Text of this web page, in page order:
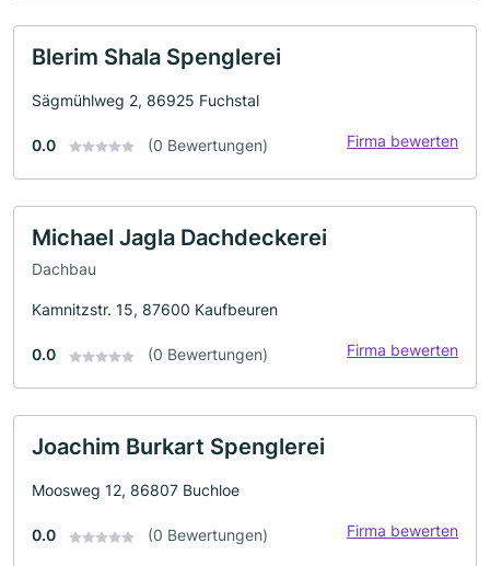
Blerim Shala Spenglerei
Sägmühlweg 2, 86925 Fuchstal
0.0 (0 Bewertungen) Firma bewerten
Michael Jagla Dachdeckerei
Dachbau
Kamnitzstr. 15, 87600 Kaufbeuren
0.0 (0 Bewertungen) Firma bewerten
Joachim Burkart Spenglerei
Moosweg 12, 86807 Buchloe
0.0 (0 Bewertungen) Firma bewerten